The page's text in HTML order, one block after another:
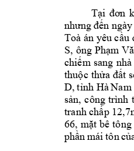
Tại đơn
nhưng đến ngày
Toà án yêu cầu
S, ông Phạm
chiếm sang nhà
thuộc thửa đất
D, tỉnh Hà Nam
sản, công trình
tranh chấp
66, mặt bê tông
phần mái tôn